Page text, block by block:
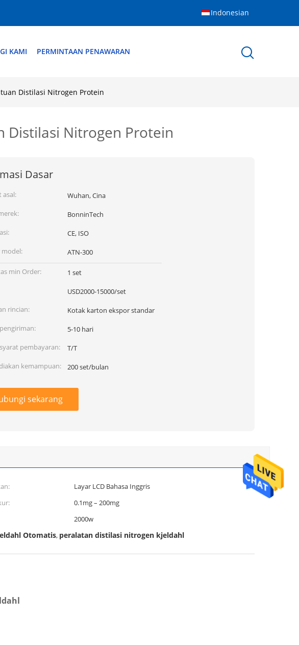
Indonesian
KAMI PERMINTAAN PENAWARAN
Distilasi Nitrogen Protein
Distilasi Nitrogen Protein
Dasar
asal:
Wuhan, Cina
BonninTech
CE, ISO
ATN-300
min Order:
1 set
USD2000-15000/set
rincian:
Kotak karton ekspor standar
5-10 hari
pembayaran:
T/T
kemampuan:
200 set/bulan
sekarang
Layar LCD Bahasa Inggris
0.1mg – 200mg
2000w
Otomatis, peralatan distilasi nitrogen kjeldahl